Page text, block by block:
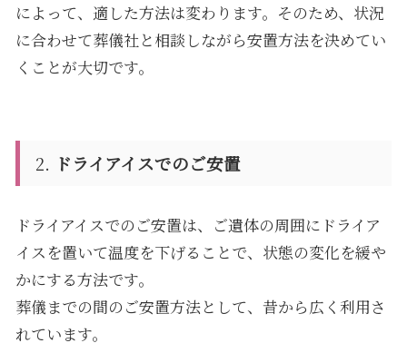
によって、適した方法は変わります。そのため、状況
に合わせて葬儀社と相談しながら安置方法を決めてい
くことが大切です。
2. ドライアイスでのご安置
ドライアイスでのご安置は、ご遺体の周囲にドライア
イスを置いて温度を下げることで、状態の変化を緩や
かにする方法です。
葬儀までの間のご安置方法として、昔から広く利用さ
れています。